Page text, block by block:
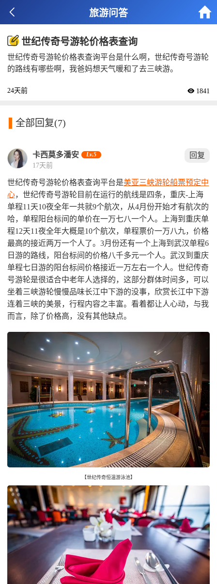
 旅游问答 
世纪传奇号游轮价格表查询
世纪传奇号游轮价格表查询平台是什么啊，世纪传奇号游轮
的路线有哪些啊，我爸妈想天气暖和了去三峡游。
24天前  1841
全部回复(7)
卡西莫多潘安 Lv.5
17天前
回复
世纪传奇号游轮价格表查询平台是美亚三峡游轮船票预定中
心，世纪传奇号游轮目前在运行的航线是四条，重庆-上海
单程11天10夜全年一共就9个航次，从4月份开始才有航次的
哈，单程阳台标间的单价在一万七八一个人。上海到重庆单
程12天11夜全年大概是10个航次，单程票价一万八九，价格
最高的接近两万一个人了。3月份还有一个上海到武汉单程6
日游的路线，阳台标间的价格八千多元一个人。武汉到重庆
单程七日游的阳台标间价格接近一万左右一个人。世纪传奇
号游轮是很适合中老年人选择的，这部分群体时间多，可以
坐着三峡游轮慢慢品味长江中下游的没事，欣赏长江中下游
连着三峡的美景，行程内容之丰富。看着都让人心动，与我
而言，除了价格高，没有其他缺点。
【世纪传奇恒温游泳池】